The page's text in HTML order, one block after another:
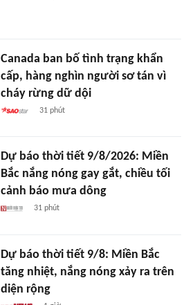
Canada ban bố tình trạng khẩn
cấp, hàng nghìn người sơ tán vì
cháy rừng dữ dội
31 phút
Dự báo thời tiết 9/8/2026: Miền
Bắc nắng nóng gay gắt, chiều tối
cảnh báo mưa dông
31 phút
Dự báo thời tiết 9/8: Miền Bắc
tăng nhiệt, nắng nóng xảy ra trên
diện rộng